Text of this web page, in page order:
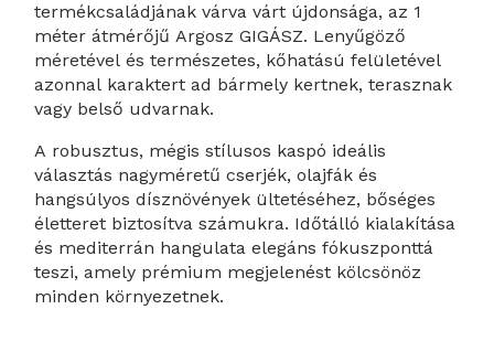
termékcsaládjának várva várt újdonsága, az 1
méter átmérőjű Argosz GIGÁSZ. Lenyűgöző
méretével és természetes, kőhatású felületével
azonnal karaktert ad bármely kertnek, terasznak
vagy belső udvarnak.
A robusztus, mégis stílusos kaspó ideális
választás nagyméretű cserjék, olajfák és
hangsúlyos dísznövények ültetéséhez, bőséges
életteret biztosítva számukra. Időtálló kialakítása
és mediterrán hangulata elegáns fókuszponttá
teszi, amely prémium megjelenést kölcsönöz
minden környezetnek.